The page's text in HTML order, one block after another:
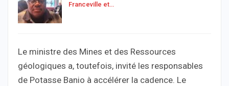
Franceville et…
Le ministre des Mines et des Ressources
géologiques a, toutefois, invité les responsables
de Potasse Banio à accélérer la cadence. Le